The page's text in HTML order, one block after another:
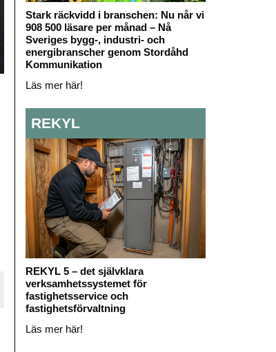
Stark räckvidd i branschen: Nu når vi
908 500 läsare per månad – Nå
Sveriges bygg-, industri- och
energibranscher genom Stordåhd
Kommunikation
Läs mer här!
REKYL
REKYL 5 – det självklara
verksamhetssystemet för
fastighetsservice och
fastighetsförvaltning
Läs mer här!